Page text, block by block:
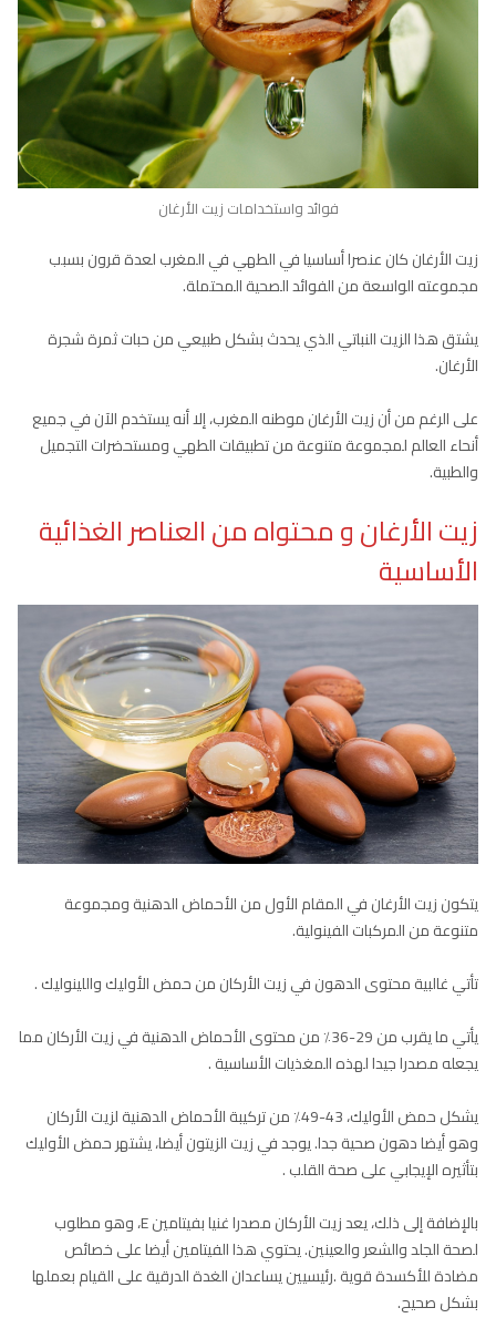
فوائد واستخدامات زيت الأرغان
زيت الأرغان كان عنصرا أساسيا في الطهي في المغرب لعدة قرون بسبب
مجموعته الواسعة من الفوائد الصحية المحتملة.
يشتق هذا الزيت النباتي الذي يحدث بشكل طبيعي من حبات ثمرة شجرة
الأرغان.
على الرغم من أن زيت الأرغان موطنه المغرب، إلا أنه يستخدم الآن في جميع
أنحاء العالم لمجموعة متنوعة من تطبيقات الطهي ومستحضرات التجميل
والطبية.
زيت الأرغان و محتواه من العناصر الغذائية
الأساسية
يتكون زيت الأرغان في المقام الأول من الأحماض الدهنية ومجموعة
متنوعة من المركبات الفينولية.
تأتي غالبية محتوى الدهون في زيت الأركان من حمض الأوليك واللينوليك .
يأتي ما يقرب من 29-36٪ من محتوى الأحماض الدهنية في زيت الأركان مما
يجعله مصدرا جيدا لهذه المغذيات الأساسية .
يشكل حمض الأوليك، 43-49٪ من تركيبة الأحماض الدهنية لزيت الأركان
وهو أيضا دهون صحية جدا. يوجد في زيت الزيتون أيضا، يشتهر حمض الأوليك
بتأثيره الإيجابي على صحة القلب .
بالإضافة إلى ذلك، يعد زيت الأركان مصدرا غنيا بفيتامين E، وهو مطلوب
لصحة الجلد والشعر والعينين. يحتوي هذا الفيتامين أيضا على خصائص
مضادة للأكسدة قوية .رئيسيين يساعدان الغدة الدرقية على القيام بعملها
بشكل صحيح.